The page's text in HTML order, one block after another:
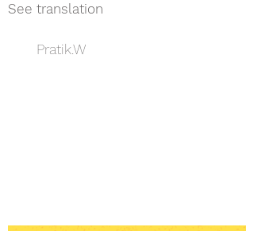
See translation
Pratik.W